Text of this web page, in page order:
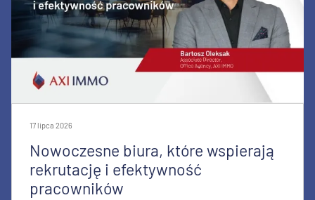
17 lipca 2026
Nowoczesne biura, które wspierają
rekrutację i efektywność
pracowników